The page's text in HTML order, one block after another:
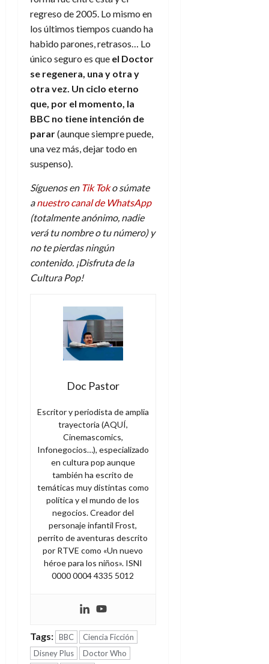
regreso de 2005. Lo mismo en
los últimos tiempos cuando ha
habido parones, retrasos… Lo
único seguro es que el Doctor
se regenera, una y otra y
otra vez. Un ciclo eterno
que, por el momento, la
BBC no tiene intención de
parar(aunque siempre puede,
una vez más, dejar todo en
suspenso).
Síguenos en Tik Toko súmate
anuestro canal de WhatsApp
(totalmente anónimo, nadie
verá tu nombre o tu número) y
no te pierdas ningún
contenido. ¡Disfruta de la
Cultura Pop!
Doc Pastor
Escritor y periodista de amplia
trayectoria (AQUÍ,
Cinemascomics,
Infonegocios…), especializado
en cultura pop aunque
también ha escrito de
temáticas muy distintas como
política y el mundo de los
negocios. Creador del
personaje infantil Frost,
perrito de aventuras descrito
por RTVE como «Un nuevo
héroe para los niños». ISNI
0000 0004 4335 5012
Tags: BBC
Ciencia Ficción
Disney Plus
Doctor Who